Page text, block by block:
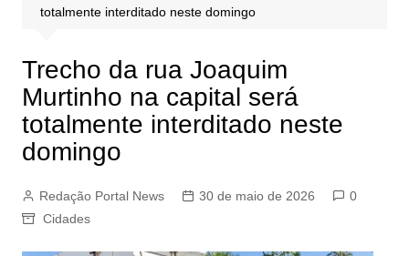
totalmente interditado neste domingo
Trecho da rua Joaquim
Murtinho na capital será
totalmente interditado neste
domingo
Redação Portal News 30 de maio de 2026
0
Cidades